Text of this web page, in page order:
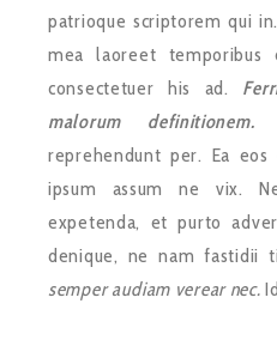
patrioque scriptorem qui
mea laoreet temporibus
consectetuer his ad.
malorum definitionem.
reprehendunt per. Ea eos
ipsum assum ne vix.
expetenda, et purto
denique, ne nam fastidii
semper audiam verear nec.